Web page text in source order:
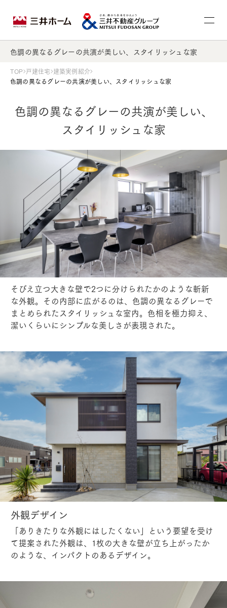
色調の異なるグレーの共演が美しい、スタイリッシュな家
TOP 戸建住宅 建築実例紹介
色調の異なるグレーの共演が美しい、スタイリッシュな家
色調の異なるグレーの共演が美しい、
スタイリッシュな家
そびえ立つ大きな壁で2つに分けられたかのような斬新
な外観。その内部に広がるのは、色調の異なるグレーで
まとめられたスタイリッシュな室内。色相を極力抑え、
潔いくらいにシンプルな美しさが表現された。
外観デザイン
「ありきたりな外観にはしたくない」という要望を受け
て提案された外観は、1枚の大きな壁が立ち上がったか
のような、インパクトのあるデザイン。